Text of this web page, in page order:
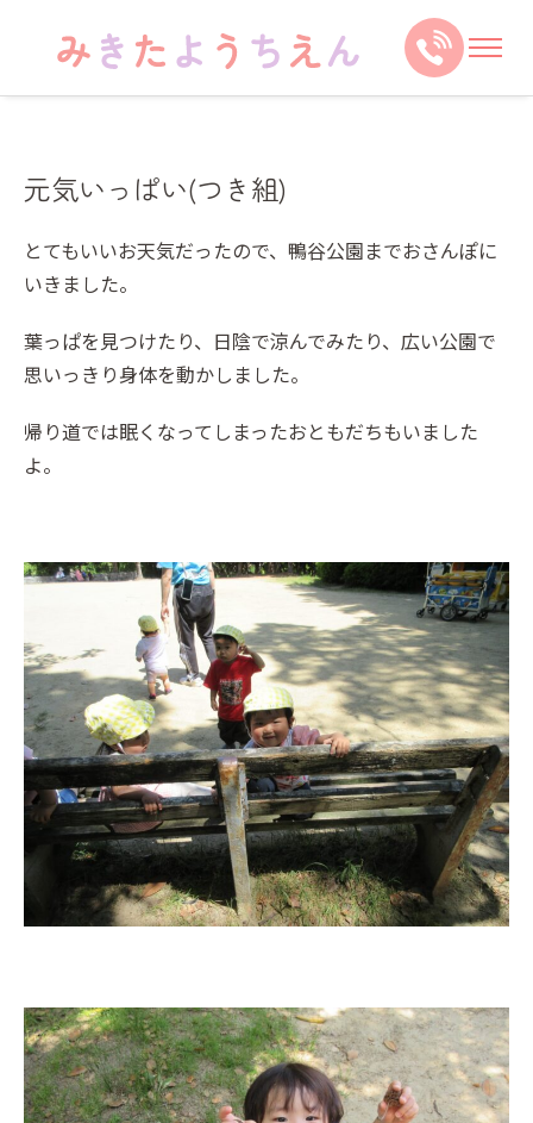
元気いっぱい(つき組)
とてもいいお天気だったので、鴨谷公園までおさんぽに
いきました。
葉っぱを見つけたり、日陰で涼んでみたり、広い公園で
思いっきり身体を動かしました。
帰り道では眠くなってしまったおともだちもいました
よ。